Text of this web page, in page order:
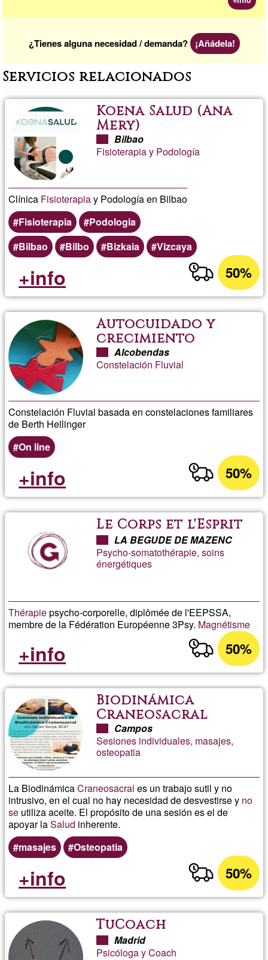
¿Tienes alguna necesidad / demanda? ¡Añádela!
Servicios relacionados
Koena Salud (Ana
Mery)
Bilbao
Fisioterapia y Podología
Clínica Fisioterapiay Podología en Bilbao
Fisioterapia
Podologia
Bilbao
Bilbo Bizkaia Vizcaya
50%
+info
Autocuidado y
crecimiento
Alcobendas
Constelación Fluvial
Constelación Fluvial basada en constelaciones familiares
de Berth Hellinger
On line
50%
+info
Le Corps et l'Esprit
LA BEGUDE DE MAZENC
Psycho-somatothérapie, soins
énergétiques
Thérapiepsycho-corporelle, diplômée de l'EEPSSA,
membre de la Fédération Européenne 3Psy. Magnétisme
50%
+info
Biodinámica
Craneosacral
Campos
Sesiones individuales, masajes,
osteopatia
La BiodinámicaCraneosacral es un trabajo sutil y no
intrusivo, en el cual no hay necesidad de desvestirse y no
se utiliza aceite. El propósito de una sesión es el de
apoyar laSalud inherente.
masajes
Osteopatia
50%
+info
TuCoach
Madrid
Psicóloga y Coach